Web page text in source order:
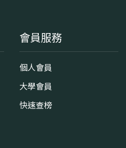
會員服務
個人會員
大學會員
快速查榜